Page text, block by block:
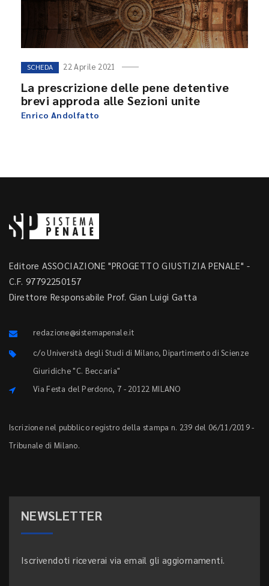
SCHEDA 22 Aprile 2021
La prescrizione delle pene detentive
brevi approda alle Sezioni unite
Enrico Andolfatto
Editore ASSOCIAZIONE "PROGETTO GIUSTIZIA PENALE" -
C.F. 97792250157
Direttore Responsabile Prof. Gian Luigi Gatta
redazione@sistemapenale.it
c/o Università degli Studi di Milano, Dipartimento di Scienze
Giuridiche "C. Beccaria"
Via Festa del Perdono, 7 - 20122 MILANO
Iscrizione nel pubblico registro della stampa n. 239 del 06/11/2019 -
Tribunale di Milano.
NEWSLETTER
Iscrivendoti riceverai via email gli aggiornamenti.